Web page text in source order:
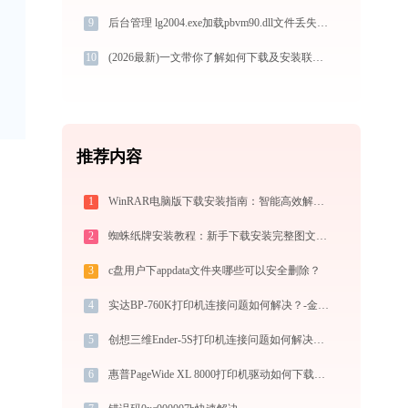
9 后台管理 lg2004.exe加载pbvm90.dll文件丢失处理办法
10 (2026最新)一文带你了解如何下载及安装联想M750打印机驱动
推荐内容
1 WinRAR电脑版下载安装指南：智能高效解压缩，安全守护文件传输与归档
2 蜘蛛纸牌安装教程：新手下载安装完整图文指南
3 c盘用户下appdata文件夹哪些可以安全删除？
4 实达BP-760K打印机连接问题如何解决？-金山毒霸
5 创想三维Ender-5S打印机连接问题如何解决？-金山毒霸
6 惠普PageWide XL 8000打印机驱动如何下载安装？这里有你需要的所有信息